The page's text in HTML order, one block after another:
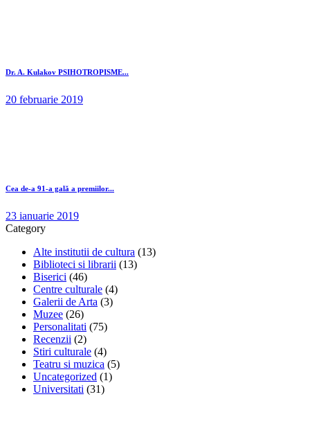
Dr. A. Kulakov PSIHOTROPISME...
20 februarie 2019
Cea de-a 91-a gală a premiilor...
23 ianuarie 2019
Category
Alte institutii de cultura (13)
Biblioteci si librarii (13)
Biserici (46)
Centre culturale (4)
Galerii de Arta (3)
Muzee (26)
Personalitati (75)
Recenzii (2)
Stiri culturale (4)
Teatru si muzica (5)
Uncategorized (1)
Universitati (31)